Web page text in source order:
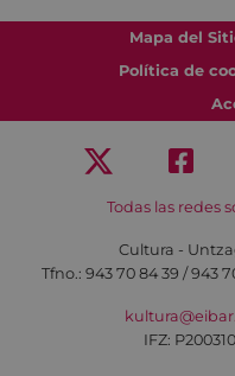
Mapa del
Política de
Todas las redes
Cultura -
Tfno.: 943 70 84 39 / 943
IFZ: